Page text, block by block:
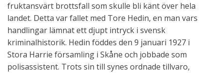
fruktansvärt brottsfall som skulle bli känt över hela
landet. Detta var fallet med Tore Hedin, en man vars
handlingar lämnat ett djupt intryck i svensk
kriminalhistorik. Hedin föddes den 9 januari 1927 i
Stora Harrie församling i Skåne och jobbade som
polisassistent. Trots sin till synes ordnade tillvaro,